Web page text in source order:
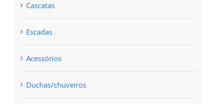
Cascatas
Escadas
Acessórios
Duchas/chuveiros